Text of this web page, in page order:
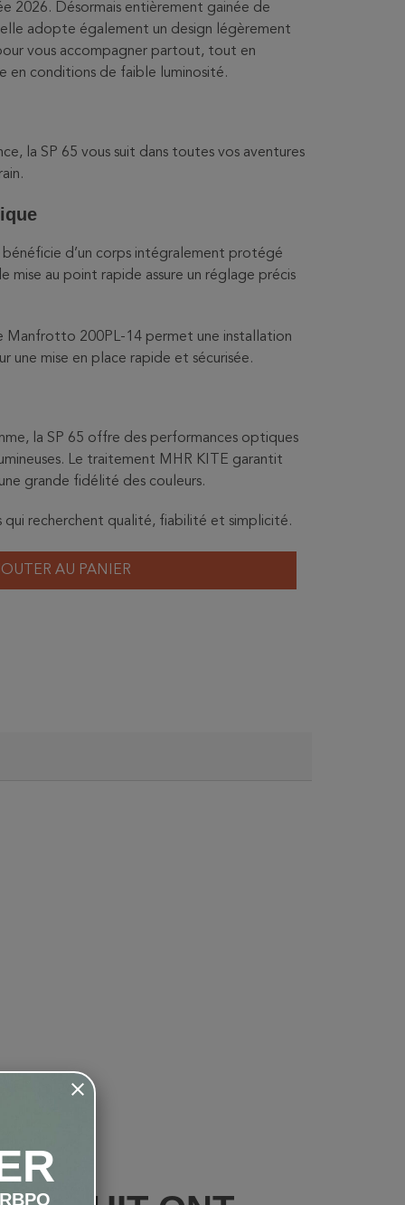
2026. Désormais entièrement gainée de
adopte également un design légèrement
vous accompagner partout, tout en
en conditions de faible luminosité.
la SP 65 vous suit dans toutes vos aventures
d’un corps intégralement protégé
mise au point rapide assure un réglage précis
Manfrotto 200PL-14 permet une installation
une mise en place rapide et sécurisée.
la SP 65 offre des performances optiques
Le traitement MHR KITE garantit
grande fidélité des couleurs.
qui recherchent qualité, fiabilité et simplicité.
AU PANIER